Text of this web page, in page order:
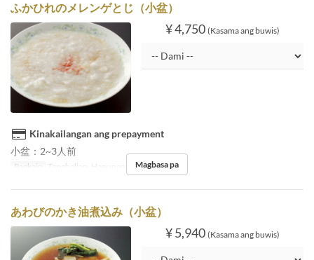
ふかひれのメレンゲとじ（小盆）
¥ 4,750 (Kasama ang buwis)
Kinakailangan ang prepayment
小盆：2~3人前
Pagkain Tanghalian, Hapunan Magbasa pa
あわびのかき油煮込み（小盆）
¥ 5,940 (Kasama ang buwis)